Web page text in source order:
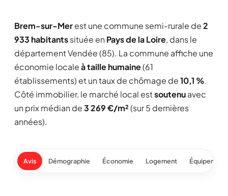
Brem-sur-Merest une commune semi-rurale de2
933 habitantssituée en Pays de la Loire, dans le
département Vendée (85). La commune affiche une
économie localeà taille humaine(61
établissements) et un taux de chômage de10,1 %.
Côté immobilier, le marché local estsoutenuavec
un prix médian de3 269 €/m²(sur 5 dernières
années).
Avis Démographie Économie Logement